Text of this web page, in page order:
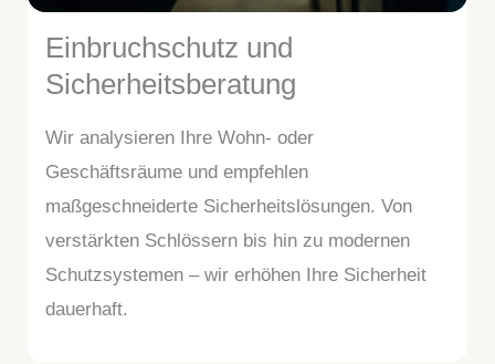
Einbruchschutz und
Sicherheitsberatung
Wir analysieren Ihre Wohn- oder
Geschäftsräume und empfehlen
maßgeschneiderte Sicherheitslösungen. Von
verstärkten Schlössern bis hin zu modernen
Schutzsystemen – wir erhöhen Ihre Sicherheit
dauerhaft.